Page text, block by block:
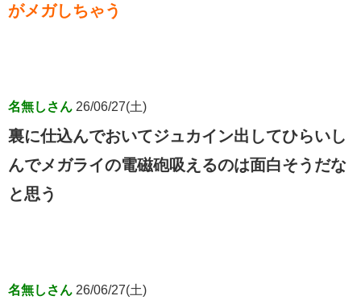
がメガしちゃう
名無しさん 26/06/27(土)
裏に仕込んでおいてジュカイン出してひらいし
んでメガライの電磁砲吸えるのは面白そうだな
と思う
名無しさん 26/06/27(土)